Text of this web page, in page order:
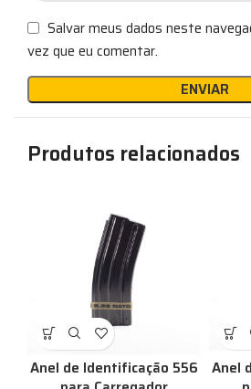
Salvar meus dados neste
vez que eu comentar.
Produtos relacionados
Anel de Identificação 556
Anel